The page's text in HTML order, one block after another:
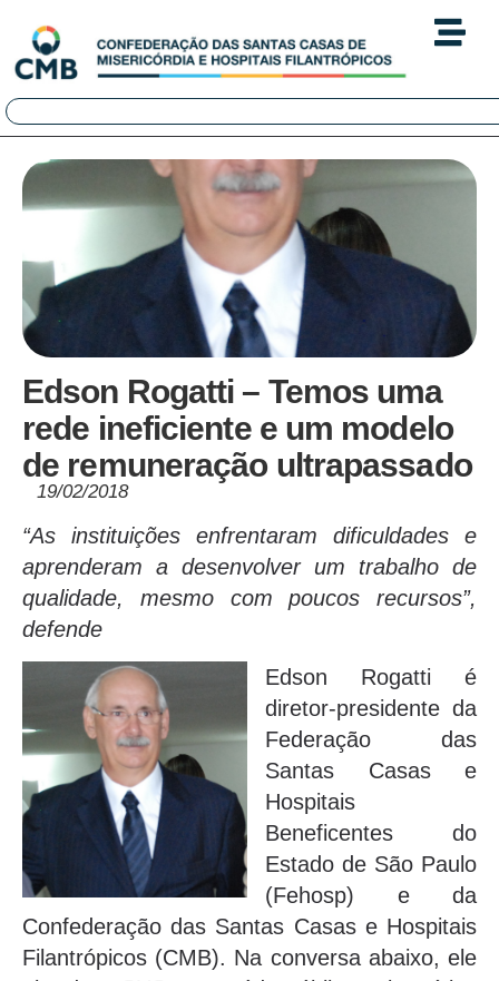
Edson Rogatti – Temos uma
rede ineficiente e um modelo
de remuneração ultrapassado
19/02/2018
“As instituições enfrentaram dificuldades e
aprenderam a desenvolver um trabalho de
qualidade, mesmo com poucos recursos”,
defende
Edson Rogatti é
diretor-presidente da
Federação das
Santas Casas e
Hospitais
Beneficentes do
Estado de São Paulo
(Fehosp) e da
Confederação das Santas Casas e Hospitais
Filantrópicos (CMB). Na conversa abaixo, ele